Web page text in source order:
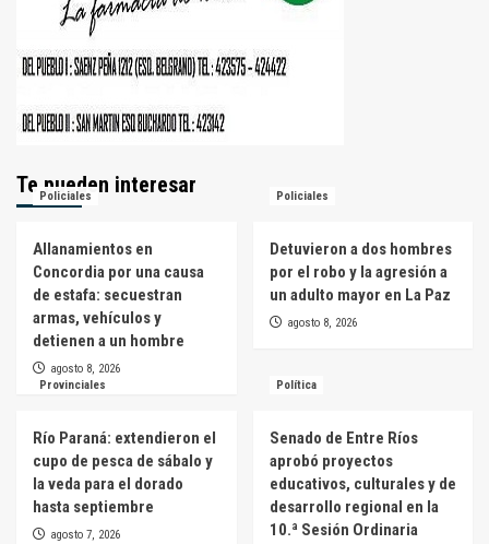
Te pueden interesar
Policiales
Allanamientos en
Concordia por una causa
de estafa: secuestran
armas, vehículos y
detienen a un hombre
agosto 8, 2026
Policiales
Detuvieron a dos hombres
por el robo y la agresión a
un adulto mayor en La Paz
agosto 8, 2026
Provinciales
Río Paraná: extendieron el
cupo de pesca de sábalo y
la veda para el dorado
hasta septiembre
agosto 7, 2026
Política
Senado de Entre Ríos
aprobó proyectos
educativos, culturales y de
desarrollo regional en la
10.ª Sesión Ordinaria